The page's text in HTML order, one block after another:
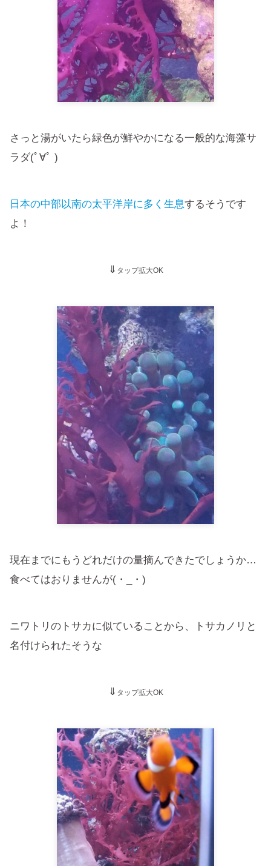
さっと湯がいたら緑色が鮮やかになる一般的な海藻サ
ラダ(ﾟ∀ﾟ )
日本の中部以南の太平洋岸に多く生息するそうです
よ！
⇓ タップ拡大OK
現在までにもうどれだけの量摘んできたでしょうか…
食べてはおりませんが(・_・)
ニワトリのトサカに似ていることから、トサカノリと
名付けられたそうな
⇓ タップ拡大OK